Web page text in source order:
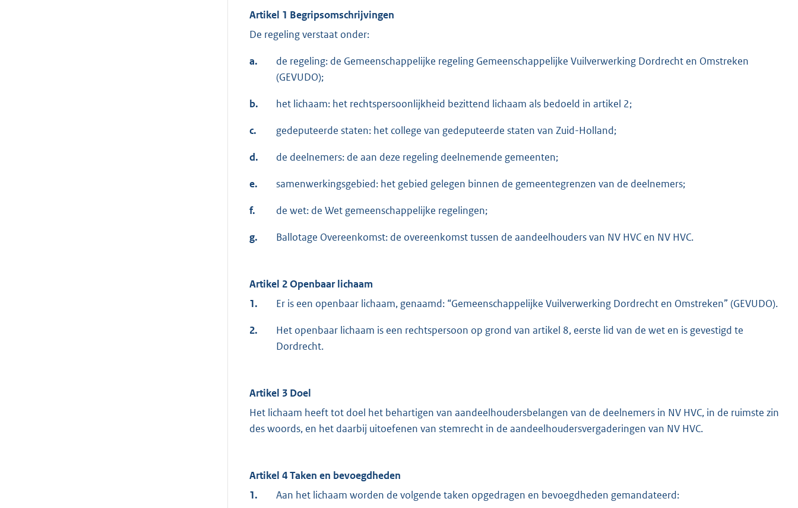
Artikel 1 Begripsomschrijvingen
De regeling verstaat onder:
a.
de regeling: de Gemeenschappelijke regeling Gemeenschappelijke Vuilverwerking Dordrecht en Omstreken
(GEVUDO);
b. het lichaam: het rechtspersoonlijkheid bezittend lichaam als bedoeld in artikel 2;
c. gedeputeerde staten: het college van gedeputeerde staten van Zuid-Holland;
d. de deelnemers: de aan deze regeling deelnemende gemeenten;
e. samenwerkingsgebied: het gebied gelegen binnen de gemeentegrenzen van de deelnemers;
f. de wet: de Wet gemeenschappelijke regelingen;
g. Ballotage Overeenkomst: de overeenkomst tussen de aandeelhouders van NV HVC en NV HVC.
Artikel 2 Openbaar lichaam
1.
Er is een openbaar lichaam, genaamd: “Gemeenschappelijke Vuilverwerking Dordrecht en Omstreken” (GEVUDO).
2.
Het openbaar lichaam is een rechtspersoon op grond van artikel 8, eerste lid van de wet en is gevestigd te
Dordrecht.
Artikel 3 Doel
Het lichaam heeft tot doel het behartigen van aandeelhoudersbelangen van de deelnemers in NV HVC, in de ruimste zin
des woords, en het daarbij uitoefenen van stemrecht in de aandeelhoudersvergaderingen van NV HVC.
Artikel 4 Taken en bevoegdheden
1.
Aan het lichaam worden de volgende taken opgedragen en bevoegdheden gemandateerd: